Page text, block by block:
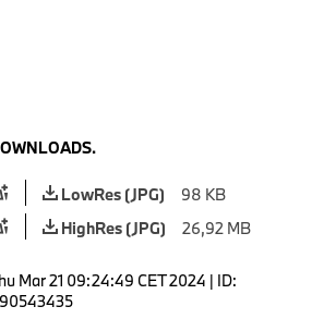
LowRes (JPG)
98 KB
HighRes (JPG)
26,92 MB
Mar 21 09:24:49 CET 2024 | ID: